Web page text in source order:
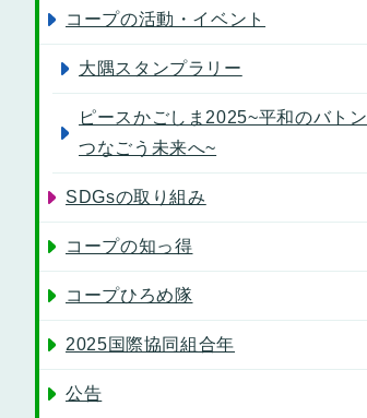
コープの活動・イベント
大隅スタンプラリー
ピースかごしま2025~平和のバトン
つなごう未来へ~
SDGsの取り組み
コープの知っ得
コープひろめ隊
2025国際協同組合年
公告